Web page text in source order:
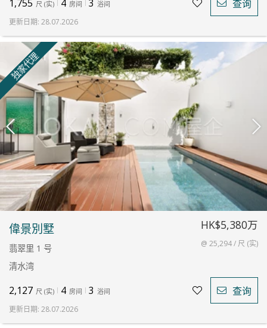
1,755 尺 (实) 4 房间 3 浴间 查询
更新日期: 28.07.2026
偉景別墅
翡翠里 1 号
清水湾
HK$5,380万
@ 25,294 / 尺 (实)
2,127 尺 (实) 4 房间 3 浴间 查询
更新日期: 28.07.2026
独家代理